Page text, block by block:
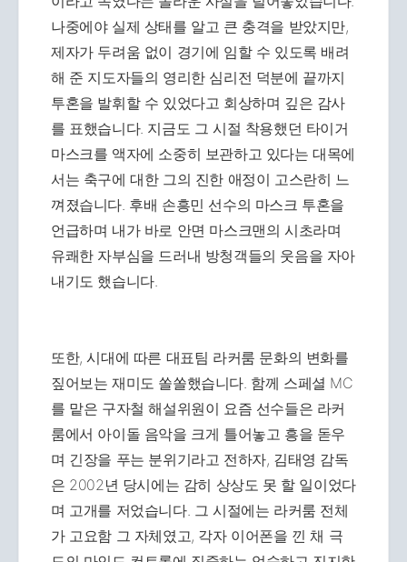
나중에야 실제 상태를 알고 큰 충격을 받았지만,
제자가 두려움 없이 경기에 임할 수 있도록 배려
해 준 지도자들의 영리한 심리전 덕분에 끝까지
투혼을 발휘할 수 있었다고 회상하며 깊은 감사
를 표했습니다. 지금도 그 시절 착용했던 타이거
마스크를 액자에 소중히 보관하고 있다는 대목에
서는 축구에 대한 그의 진한 애정이 고스란히 느
껴졌습니다. 후배 손흥민 선수의 마스크 투혼을
언급하며 내가 바로 안면 마스크맨의 시초라며
유쾌한 자부심을 드러내 방청객들의 웃음을 자아
내기도 했습니다.
또한, 시대에 따른 대표팀 라커룸 문화의 변화를
짚어보는 재미도 쏠쏠했습니다. 함께 스페셜 MC
를 맡은 구자철 해설위원이 요즘 선수들은 라커
룸에서 아이돌 음악을 크게 틀어놓고 흥을 돋우
며 긴장을 푸는 분위기라고 전하자, 김태영 감독
은 2002년 당시에는 감히 상상도 못 할 일이었다
며 고개를 저었습니다. 그 시절에는 라커룸 전체
가 고요함 그 자체였고, 각자 이어폰을 낀 채 극